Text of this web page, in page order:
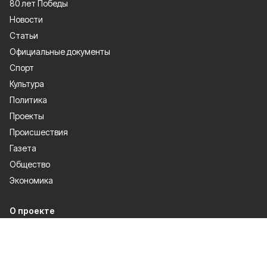
80 лет Победы
Новости
Статьи
Официальные документы
Спорт
Культура
Политика
Проекты
Происшествия
Газета
Общество
Экономика
О проекте